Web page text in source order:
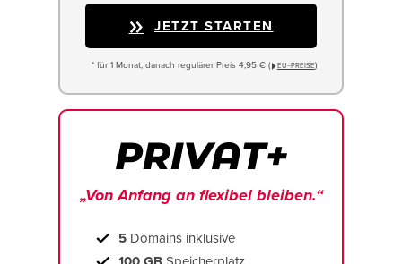
JETZT STARTEN
* für 1 Monat, danach regulärer Preis 4,95 € ( EU−PREISE)
„Von Anfang an flexibel bleiben.“
5 Domains inklusive